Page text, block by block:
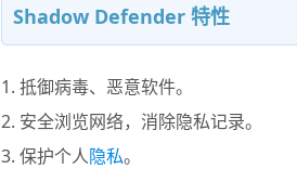
Shadow Defender 特性
1. 抵御病毒、恶意软件。
2. 安全浏览网络，消除隐私记录。
3. 保护个人隐私。